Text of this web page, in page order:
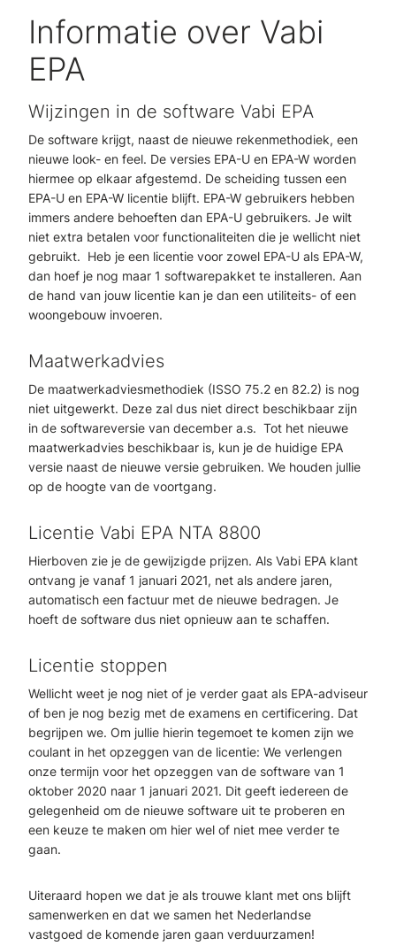
Informatie over Vabi
EPA
Wijzingen in de software Vabi EPA
De software krijgt, naast de nieuwe rekenmethodiek, een
nieuwe look- en feel. De versies EPA-U en EPA-W worden
hiermee op elkaar afgestemd. De scheiding tussen een
EPA-U en EPA-W licentie blijft. EPA-W gebruikers hebben
immers andere behoeften dan EPA-U gebruikers. Je wilt
niet extra betalen voor functionaliteiten die je wellicht niet
gebruikt. Heb je een licentie voor zowel EPA-U als EPA-W,
dan hoef je nog maar 1 softwarepakket te installeren. Aan
de hand van jouw licentie kan je dan een utiliteits- of een
woongebouw invoeren.
Maatwerkadvies
De maatwerkadviesmethodiek (ISSO 75.2 en 82.2) is nog
niet uitgewerkt. Deze zal dus niet direct beschikbaar zijn
in de softwareversie van december a.s. Tot het nieuwe
maatwerkadvies beschikbaar is, kun je de huidige EPA
versie naast de nieuwe versie gebruiken. We houden jullie
op de hoogte van de voortgang.
Licentie Vabi EPA NTA 8800
Hierboven zie je de gewijzigde prijzen. Als Vabi EPA klant
ontvang je vanaf 1 januari 2021, net als andere jaren,
automatisch een factuur met de nieuwe bedragen. Je
hoeft de software dus niet opnieuw aan te schaffen.
Licentie stoppen
Wellicht weet je nog niet of je verder gaat als EPA-adviseur
of ben je nog bezig met de examens en certificering. Dat
begrijpen we. Om jullie hierin tegemoet te komen zijn we
coulant in het opzeggen van de licentie: We verlengen
onze termijn voor het opzeggen van de software van 1
oktober 2020 naar 1 januari 2021. Dit geeft iedereen de
gelegenheid om de nieuwe software uit te proberen en
een keuze te maken om hier wel of niet mee verder te
gaan.
Uiteraard hopen we dat je als trouwe klant met ons blijft
samenwerken en dat we samen het Nederlandse
vastgoed de komende jaren gaan verduurzamen!